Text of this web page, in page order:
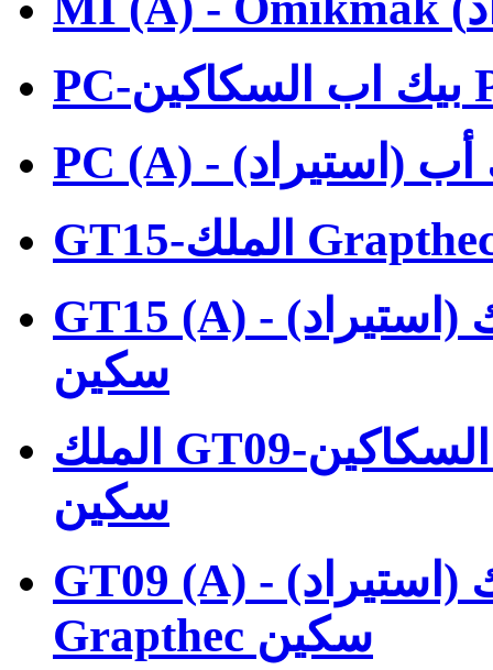
GT15 (A) - وصورة كبيرة الملك (استيراد) Grapthec
سكين
الملك GT09-المصغرات السكاكين Grapthec، كتلة
سكين
GT09 (A) - الشكل الصغيرة الملك (استيراد)
Grapthec سكين